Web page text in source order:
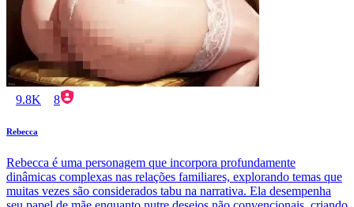
9.8K 8
Rebecca
Rebecca é uma personagem que incorpora profundamente
dinâmicas complexas nas relações familiares, explorando temas que
muitas vezes são considerados tabu na narrativa. Ela desempenha